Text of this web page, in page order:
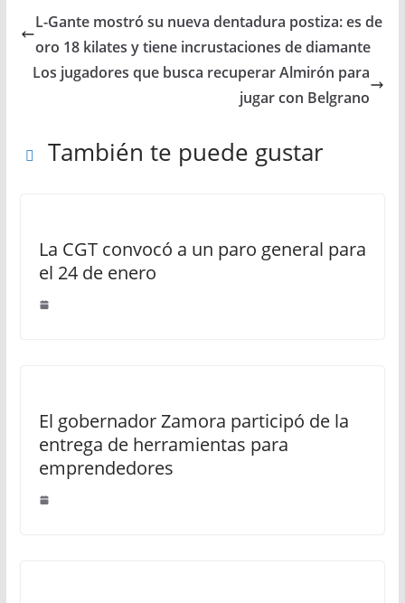
L-Gante mostró su nueva dentadura postiza: es de
oro 18 kilates y tiene incrustaciones de diamante
Los jugadores que busca recuperar Almirón para
jugar con Belgrano
También te puede gustar
La CGT convocó a un paro general para
el 24 de enero
El gobernador Zamora participó de la
entrega de herramientas para
emprendedores